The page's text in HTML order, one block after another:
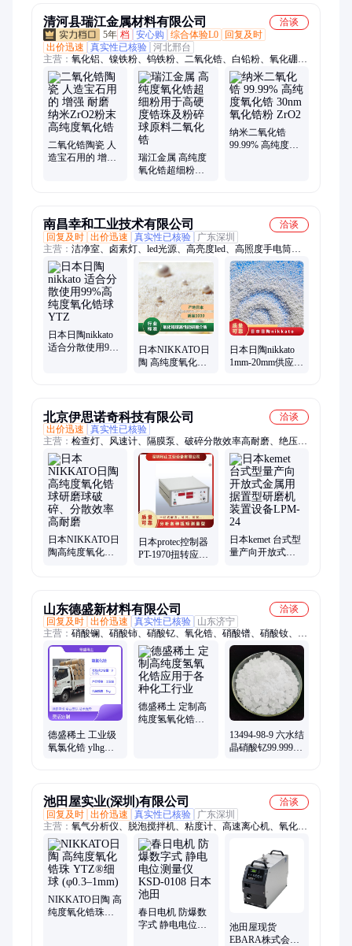
清河县瑞江金属材料有限公司
洽谈
5年 档 安心购 综合体验L0
回复及时
出价迅速
真实性已核验 河北邢台
主营： 氧化铝、镍铁粉、钨铁粉、二氧化锆、白铅粉、氧化硼、
锰铁粉、硅铁粉、氧化钛粉、球形磁粉、雾化铜粉、钒铁粉末、
氧化铋粉、钛铁合金、三氧化钼、氧化镁粉、三氧化二、氧化钴
粉、耐火材料、二硫化钨、氧化铬绿、纳米氧化钛、纳米氧化
锌、球形磁铁粉、四氧化三铁
二氧化锆陶瓷 人
造宝石用的 增强
瑞江金属 高纯度
氧化锆超细粉用
纳米二氧化锆
99.99% 高纯度氧
南昌幸和工业技术有限公司
洽谈
回复及时 出价迅速 真实性已核验
广东深圳
主营： 洁净室、卤素灯、led光源、高亮度led、高照度手电筒、
照射模块、实体显微、混合光源、点灯设备、单元设备、光源模
块、光源设备、固化装置、照明设备、金属卤化物、精密光度
计、监视器设备、表面检查灯、二维色彩计、可变型光源、卤素
检查灯、照明系统设备、镜面反射率计、便携型光度计、红外线
加热器
日本日陶nikkato
适合分散使用99%
日本NIKKATO日
陶 高纯度氧化锆
日本日陶nikkato
1mm-20mm供应氧
北京伊思诺奇科技有限公司
洽谈
出价迅速
真实性已核验
主营： 检查灯、风速计、隔膜泵、破碎分散效率高耐磨、绝压
表、升降机、镀膜机、减速机、测量仪、食品加工机械、除草
机、测厚仪、加热器、热电偶、传感头、螺杆泵、测温仪、传感
器、压力计、贴合机、试验机、粉碎机、微粉机、磁选机、照明
灯
日本NIKKATO日
陶高纯度氧化锆
日本protec控制器
PT-1970扭转应力
日本kemet 台式型
量产向开放式金
山东德盛新材料有限公司
洽谈
回复及时 出价迅速 真实性已核验
山东济宁
主营： 硝酸镧、硝酸铈、硝酸钇、氧化锆、硝酸镨、硝酸钕、硝
酸锆、硝酸镱、氧化铈、氧化镧、氧化镨、氧化钕、氧化钇、氧
化镱、氯化铈、氯化镧、氯化镱、氯化镨、氯化钕、氯化钇
德盛稀土 工业级
氧氯化锆 ylhg型
德盛稀土 定制高
纯度氢氧化锆应
13494-98-9 六水结
晶硝酸钇99.999%
池田屋实业(深圳)有限公司
洽谈
回复及时 出价迅速 真实性已核验
广东深圳
主营： 氧气分析仪、脱泡搅拌机、粘度计、高速离心机、氧化锆
氧传感器、表面检测灯、便携式密度计、表面应力仪、干式真空
泵、下死点检测、紫外线照度计、电子秤、称重传感器、移液
器、空气采样泵、无纸记录仪、干式流量计、pH计、防伪打孔
机
NIKKATO日陶 高
纯度氧化锆珠
春日电机 防爆数
字式 静电电位测
池田屋现货
EBARA株式会社